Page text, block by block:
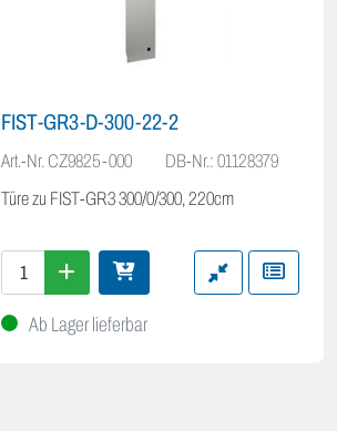
FIST-GR3-D-300-22-2
Art.-Nr.CZ9825-000
DB-Nr.: 01128379
Türe zu FIST-GR3 300/0/300, 220cm
Ab Lager lieferbar